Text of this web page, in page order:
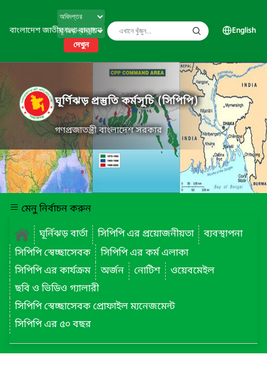
বাংলাদেশ জাতীয় তথ্য বাতায়ন
দেখুন
English
ঘূর্ণিঝড় প্রস্তুতি কর্মসূচি (সিপিপি)
গণপ্রজাতন্ত্রী বাংলাদেশ সরকার
মেনু নির্বাচন করুন
ঘূর্নিঝড় বার্তা
সিপিপি এর প্রয়োজনীয়তা
ব্যবস্থাপনা
সিপিপি স্বেচ্ছাসেবক
সিপিপি এর কর্ম এলাকা
সিপিপি এর কার্যক্রম
অর্জন নোটিশ
ওয়েবমেইল
ছবি ও ভিডিও গ্যালারী
সিপিপি স্বেচ্ছাসেবক প্রোফাইল ম্যনেজমেন্ট
সিপিপি এর ৫০ বছর